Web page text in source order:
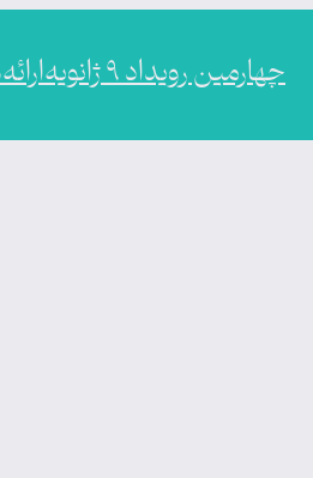
چهارمین رویداد ۹ ژانویه